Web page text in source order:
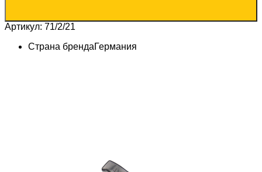
Артикул: 71/2/21
Страна брендаГермания